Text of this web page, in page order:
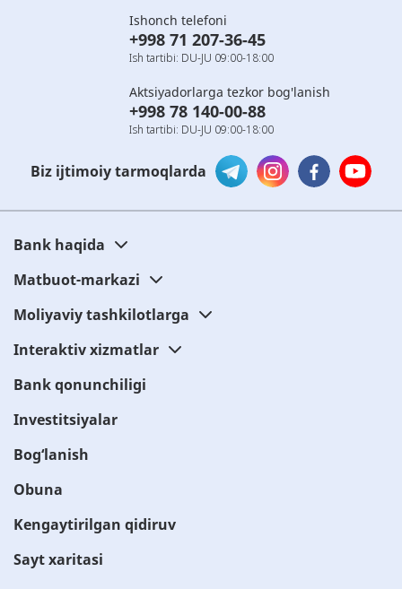
Ishonch telefoni
+998 71 207-36-45
Ish tartibi: DU-JU 09:00-18:00
Aktsiyadorlarga tezkor bog'lanish
+998 78 140-00-88
Ish tartibi: DU-JU 09:00-18:00
Biz ijtimoiy tarmoqlarda
Bank haqida
Matbuot-markazi
Moliyaviy tashkilotlarga
Interaktiv xizmatlar
Bank qonunchiligi
Investitsiyalar
Bog‘lanish
Obuna
Kengaytirilgan qidiruv
Sayt xaritasi